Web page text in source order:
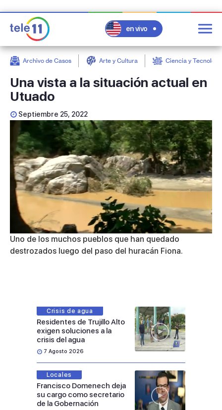
en vivo
Archivo de Casos Arte y Cultura Ciencia y
Una vista a la situación actual en
Utuado
Septiembre 25, 2022
0
3
Uno de los muchos pueblos que han quedado
destrozados luego del paso del huracán Fiona.
Crisis de agua
Residentes de Trujillo Alto
exigen soluciones a la
crisis del agua
7 Agosto 2026
Locales
Francisco Domenech deja
su cargo como secretario
de la Gobernación
post